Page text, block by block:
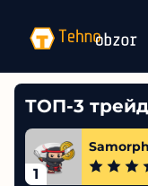
ТОП-3
1
Samorph